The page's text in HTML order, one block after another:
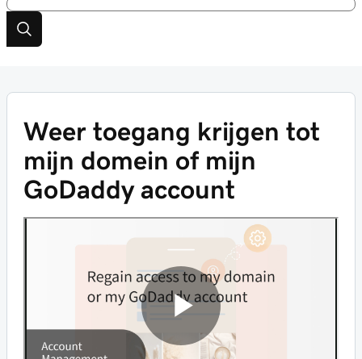
Weer toegang krijgen tot
mijn domein of mijn
GoDaddy account